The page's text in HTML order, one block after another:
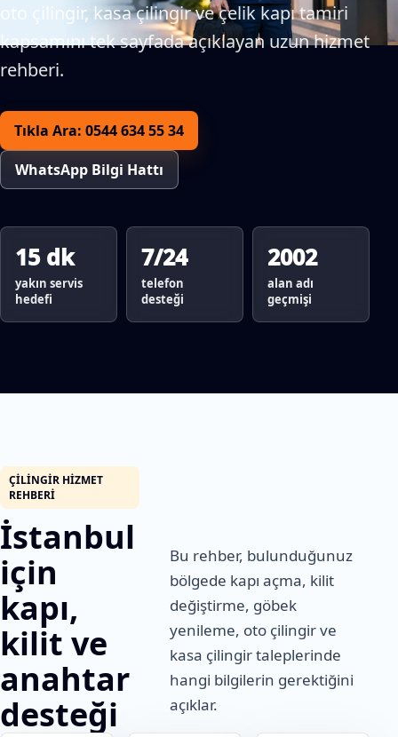
oto çilingir, kasa çilingir ve çelik kapı tamiri
kapsamını tek sayfada açıklayan uzun hizmet
rehberi.
Tıkla Ara: 0544 634 55 34
WhatsApp Bilgi Hattı
15 dk
yakın servis
hedefi
7/24
telefon
desteği
2002
alan adı
geçmişi
ÇILINGIR HIZMET
REHBERI
İstanbul
için
kapı,
kilit ve
anahtar
desteği
Bu rehber, bulunduğunuz
bölgede kapı açma, kilit
değiştirme, göbek
yenileme, oto çilingir ve
kasa çilingir taleplerinde
hangi bilgilerin gerektiğini
açıklar.